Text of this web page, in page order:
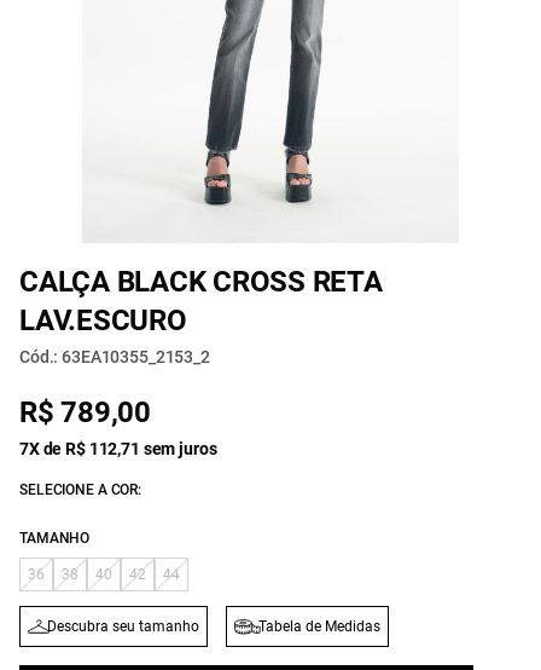
CALÇA BLACK CROSS RETA
LAV.ESCURO
Cód.: 63EA10355_2153_2
R$ 789,00
7X de R$ 112,71 sem juros
SELECIONE A COR:
TAMANHO
36 38 40 42 44
Descubra seu tamanho Tabela de Medidas